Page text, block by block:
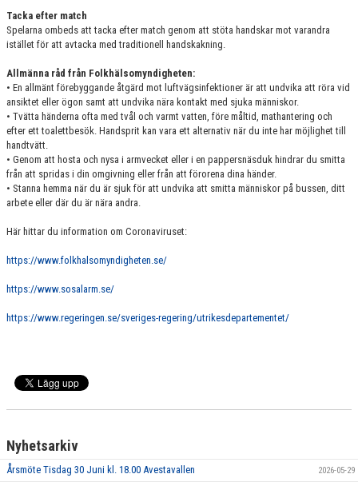
Tacka efter match
Spelarna ombeds att tacka efter match genom att stöta handskar mot varandra
istället för att avtacka med traditionell handskakning.
Allmänna råd från Folkhälsomyndigheten:
• En allmänt förebyggande åtgärd mot luftvägsinfektioner är att undvika att röra vid
ansiktet eller ögon samt att undvika nära kontakt med sjuka människor.
• Tvätta händerna ofta med tvål och varmt vatten, före måltid, mathantering och
efter ett toalettbesök. Handsprit kan vara ett alternativ när du inte har möjlighet till
handtvätt.
• Genom att hosta och nysa i armvecket eller i en pappersnäsduk hindrar du smitta
från att spridas i din omgivning eller från att förorena dina händer.
• Stanna hemma när du är sjuk för att undvika att smitta människor på bussen, ditt
arbete eller där du är nära andra.
Här hittar du information om Coronaviruset:
https://www.folkhalsomyndigheten.se/
https://www.sosalarm.se/
https://www.regeringen.se/sveriges-regering/utrikesdepartementet/
Nyhetsarkiv
Årsmöte Tisdag 30 Juni kl. 18.00 Avestavallen 2026-05-29